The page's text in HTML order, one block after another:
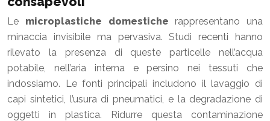
Le microplastiche domestiche rappresentano una
minaccia invisibile ma pervasiva. Studi recenti hanno
rilevato la presenza di queste particelle nell’acqua
potabile, nell’aria interna e persino nei tessuti che
indossiamo. Le fonti principali includono il lavaggio di
capi sintetici, l’usura di pneumatici, e la degradazione di
oggetti in plastica. Ridurre questa contaminazione